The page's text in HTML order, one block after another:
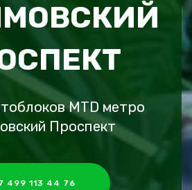
MTD метро
Проспект
499 113 44 76